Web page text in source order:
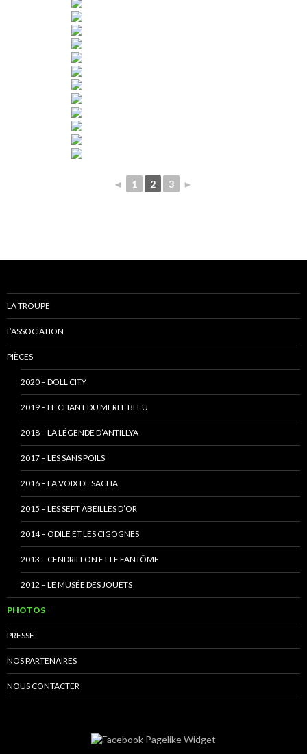
◄ 1 2 3 ►
LA TROUPE
L’ASSOCIATION
PIÈCES
2020 – DOLL CITY
2019 – LE CHANT DU MERLE BLEU
2018 – LA LÉGENDE D’ANTILLYA
2017 – LES SANS POILS
2016 – LA VOIX DE SACHA
2015 – LES SEPT ABEILLES D’OR
2014 – ODILE ET LES CIGOGNES
2013 – CENDRILLON ET LE FANTÔME
2012 – LE MUSÉE DES JOUETS
PHOTOS
PRESSE
NOS PARTENAIRES
NOUS CONTACTER